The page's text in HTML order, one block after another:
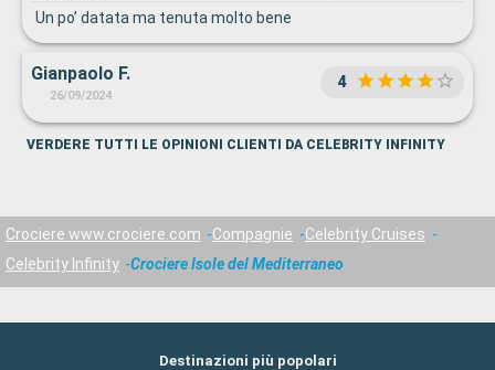
Un po’ datata ma tenuta molto bene
Gianpaolo F.
26/09/2024
4
VERDERE TUTTI LE OPINIONI CLIENTI DA CELEBRITY INFINITY
Crociere www.crociere.com Compagnie
Celebrity Cruises
Celebrity Infinity
Crociere Isole del Mediterraneo
Destinazioni più popolari